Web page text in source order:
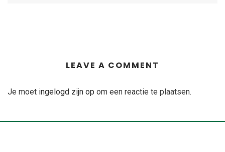
LEAVE A COMMENT
Je moet ingelogd zijn op om een reactie te plaatsen.